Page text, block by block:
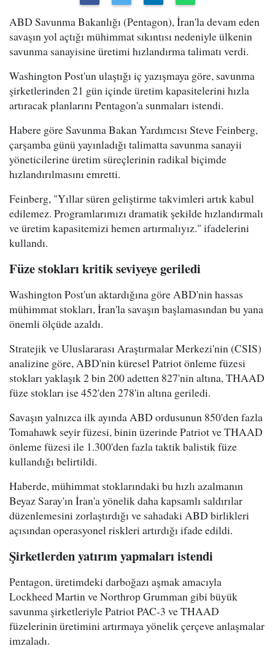
ABD Savunma Bakanlığı (Pentagon), İran'la devam eden
savaşın yol açtığı mühimmat sıkıntısı nedeniyle ülkenin
savunma sanayisine üretimi hızlandırma talimatı verdi.
Washington Post'un ulaştığı iç yazışmaya göre, savunma
şirketlerinden 21 gün içinde üretim kapasitelerini hızla
artıracak planlarını Pentagon'a sunmaları istendi.
Habere göre Savunma Bakan Yardımcısı Steve Feinberg,
çarşamba günü yayınladığı talimatta savunma sanayii
yöneticilerine üretim süreçlerinin radikal biçimde
hızlandırılmasını emretti.
Feinberg, "Yıllar süren geliştirme takvimleri artık kabul
edilemez. Programlarımızı dramatik şekilde hızlandırmalı
ve üretim kapasitemizi hemen artırmalıyız." ifadelerini
kullandı.
Füze stokları kritik seviyeye geriledi
Washington Post'un aktardığına göre ABD'nin hassas
mühimmat stokları, İran'la savaşın başlamasından bu yana
önemli ölçüde azaldı.
Stratejik ve Uluslararası Araştırmalar Merkezi'nin (CSIS)
analizine göre, ABD'nin küresel Patriot önleme füzesi
stokları yaklaşık 2 bin 200 adetten 827'nin altına, THAAD
füze stokları ise 452'den 278'in altına geriledi.
Savaşın yalnızca ilk ayında ABD ordusunun 850'den fazla
Tomahawk seyir füzesi, binin üzerinde Patriot ve THAAD
önleme füzesi ile 1.300'den fazla taktik balistik füze
kullandığı belirtildi.
Haberde, mühimmat stoklarındaki bu hızlı azalmanın
Beyaz Saray'ın İran'a yönelik daha kapsamlı saldırılar
düzenlemesini zorlaştırdığı ve sahadaki ABD birlikleri
açısından operasyonel riskleri artırdığı ifade edildi.
Şirketlerden yatırım yapmaları istendi
Pentagon, üretimdeki darboğazı aşmak amacıyla
Lockheed Martin ve Northrop Grumman gibi büyük
savunma şirketleriyle Patriot PAC-3 ve THAAD
füzelerinin üretimini artırmaya yönelik çerçeve anlaşmalar
imzaladı.